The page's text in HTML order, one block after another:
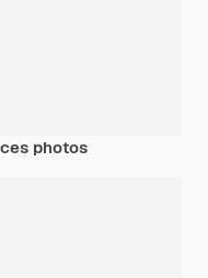
photos